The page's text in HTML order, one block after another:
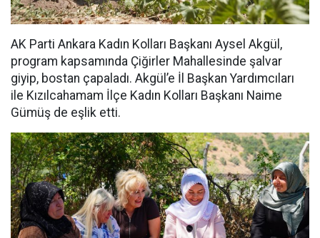
AK Parti Ankara Kadın Kolları Başkanı Aysel Akgül,
program kapsamında Çiğirler Mahallesinde şalvar
giyip, bostan çapaladı. Akgül’e İl Başkan Yardımcıları
ile Kızılcahamam İlçe Kadın Kolları Başkanı Naime
Gümüş de eşlik etti.